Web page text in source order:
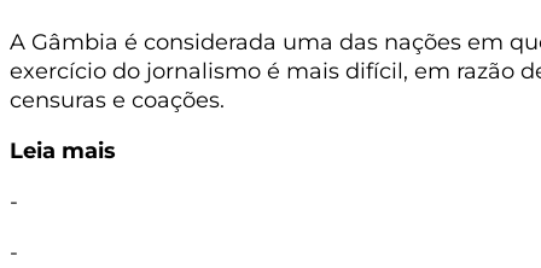
A Gâmbia é considerada uma das nações em
exercício do jornalismo é mais difícil, em razão
censuras e coações.
Leia mais
-
-